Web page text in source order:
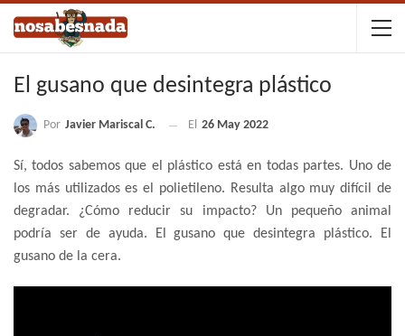
El gusano que desintegra plástico
Por Javier Mariscal C. El 26 May 2022
Sí, todos sabemos que el plástico está en todas partes. Uno de
los más utilizados es el polietileno. Resulta algo muy difícil de
degradar. ¿Cómo reducir su impacto? Un pequeño animal
podría ser de ayuda. El gusano que desintegra plástico. El
gusano de la cera.